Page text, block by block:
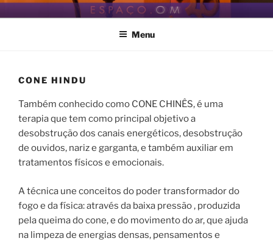
Pular
paraESPAÇO.OM
Seja bem vindo ao nosso espaço de Bem Estar
Menu
CONE HINDU
Também conhecido como CONE CHINÊS, é uma
terapia que tem como principal objetivo a
desobstrução dos canais energéticos, desobstrução
de ouvidos, nariz e garganta, e também auxiliar em
tratamentos físicos e emocionais.
A técnica une conceitos do poder transformador do
fogo e da física: através da baixa pressão , produzida
pela queima do cone, e do movimento do ar, que ajuda
na limpeza de energias densas, pensamentos e